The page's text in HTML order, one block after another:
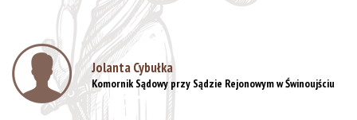
Jolanta Cybułka
Komornik Sądowy przy Sądzie Rejonowym w Świnoujściu